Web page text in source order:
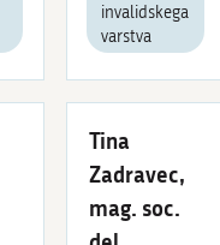
invalidskega
varstva
Tina
Zadravec,
mag. soc.